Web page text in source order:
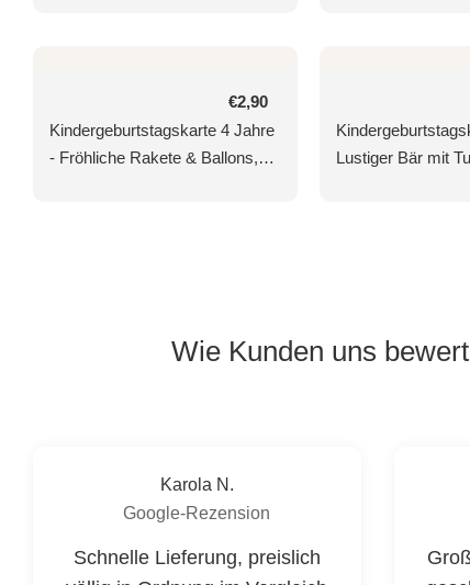
Normaler
Preis
€2,90
Kindergeburtstagskarte 4 Jahre
- Fröhliche Rakete & Ballons,
Lustiger Bär mit
Wie Kunden uns
Karola N.
Google-Rezension
Schnelle Lieferung, preislich